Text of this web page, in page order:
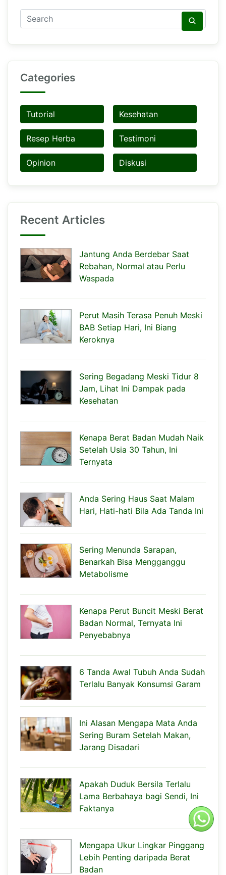
Categories
Tutorial Kesehatan
Resep Herba Testimoni
Opinion Diskusi
Recent Articles
Jantung Anda Berdebar Saat
Rebahan, Normal atau Perlu
Waspada
Perut Masih Terasa Penuh Meski
BAB Setiap Hari, Ini Biang
Keroknya
Sering Begadang Meski Tidur 8
Jam, Lihat Ini Dampak pada
Kesehatan
Kenapa Berat Badan Mudah Naik
Setelah Usia 30 Tahun, Ini
Ternyata
Anda Sering Haus Saat Malam
Hari, Hati-hati Bila Ada Tanda Ini
Sering Menunda Sarapan,
Benarkah Bisa Mengganggu
Metabolisme
Kenapa Perut Buncit Meski Berat
Badan Normal, Ternyata Ini
Penyebabnya
6 Tanda Awal Tubuh Anda Sudah
Terlalu Banyak Konsumsi Garam
Ini Alasan Mengapa Mata Anda
Sering Buram Setelah Makan,
Jarang Disadari
Apakah Duduk Bersila Terlalu
Lama Berbahaya bagi Sendi, Ini
Faktanya
Mengapa Ukur Lingkar Pinggang
Lebih Penting daripada Berat
Badan